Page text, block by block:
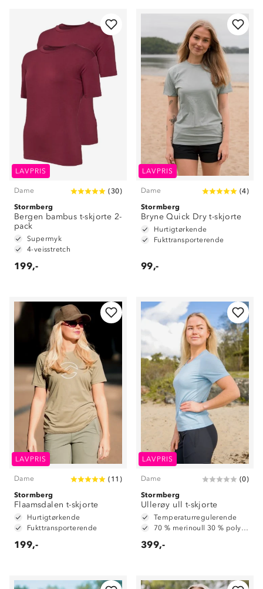
LAVPRIS
Dame (30)
Stormberg
Bergen bambus t-skjorte 2-
pack
Supermyk
4-veisstretch
199,-
LAVPRIS
Dame (4)
Stormberg
Bryne Quick Dry t-skjorte
Hurtigtørkende
Fukttransporterende
99,-
LAVPRIS
Dame ( 11 )
Stormberg
Flaamsdalen t-skjorte
Hurtigtørkende
Fukttransporterende
199,-
LAVPRIS
Dame (0)
Stormberg
Ullerøy ull t-skjorte
Temperaturregulerende
70 % merinoull 30 % polyester
399,-